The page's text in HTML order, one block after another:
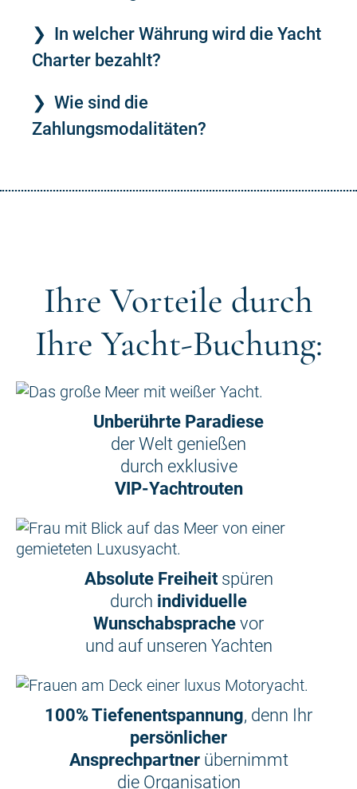
In welcher Währung wird die Yacht
Charter bezahlt?
Wie sind die
Zahlungsmodalitäten?
Ihre Vorteile durch
Ihre Yacht-Buchung:
Unberührte Paradiese
der Welt genießen
durch exklusive
VIP-Yachtrouten
Absolute Freiheit spüren
durch individuelle
Wunschabsprache vor
und auf unseren Yachten
100% Tiefenentspannung, denn Ihr
persönlicher
Ansprechpartner übernimmt
die Organisation